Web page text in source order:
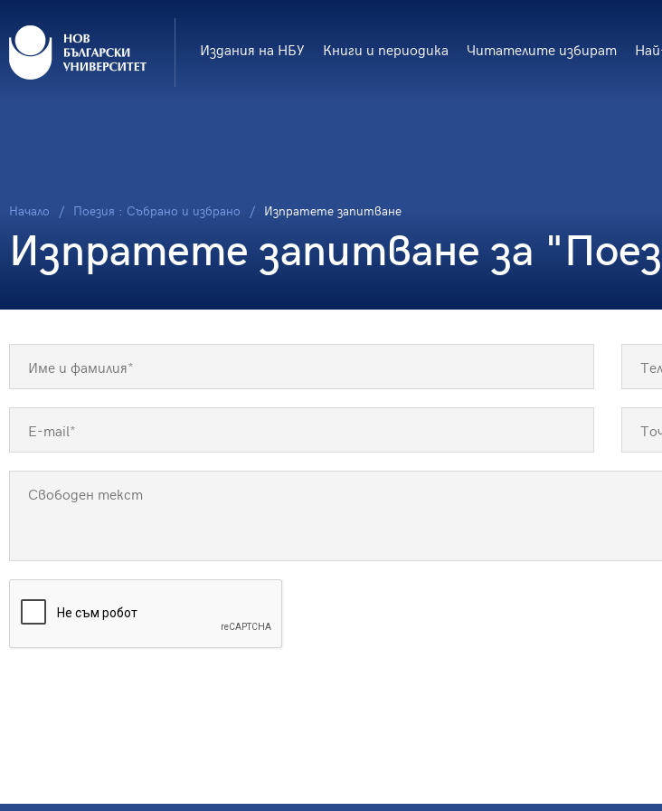
Издания на НБУ Книги и периодика Читателите избират
Начало Поезия : Събрано и избрано Изпратете запитване
Изпратете запитване за